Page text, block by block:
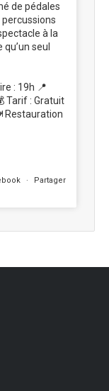
de pédales
percussions
à la
seul
: 19h 📍
Tarif : Gratuit
· Partager